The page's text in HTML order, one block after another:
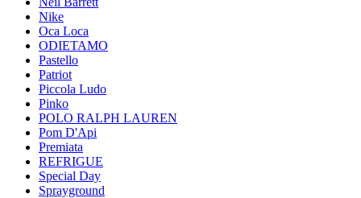
Nike
Oca Loca
ODIETAMO
Pastello
Patriot
Piccola Ludo
Pinko
POLO RALPH LAUREN
Pom D'Api
Premiata
REFRIGUE
Special Day
Sprayground